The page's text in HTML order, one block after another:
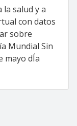
la salud y a
con datos
sobre
Mundial Sin
mayo dÍa